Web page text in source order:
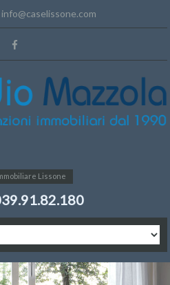
info@caselissone.com
Lissone